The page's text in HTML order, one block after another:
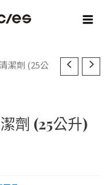
潔劑 (25公
劑 (25公升)